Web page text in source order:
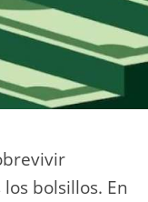
bolsillos. En